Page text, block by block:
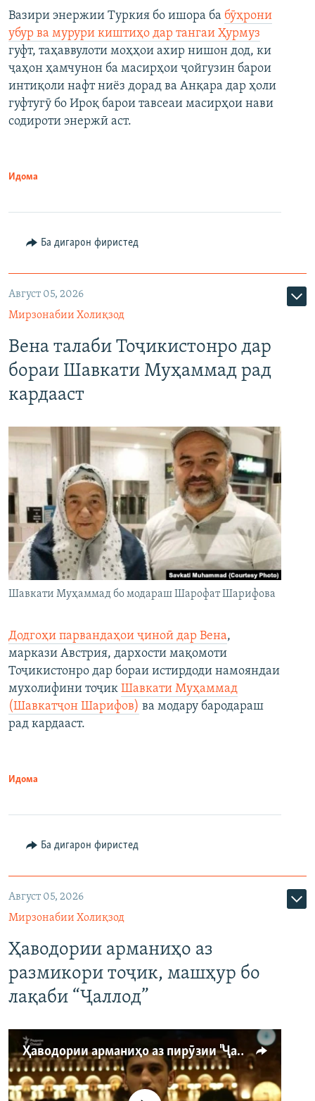
Вазири энержии Туркия бо ишора ба бӯҳрони
убур ва мурури киштиҳо дар тангаи Ҳурмуз
гуфт, таҳаввулоти моҳҳои ахир нишон дод, ки
ҷаҳон ҳамчунон ба масирҳои ҷойгузин барои
интиқоли нафт ниёз дорад ва Анқара дар ҳоли
гуфтугӯ бо Ироқ барои тавсеаи масирҳои нави
содироти энержӣ аст.
Идома
Ба дигарон фиристед
Август 05, 2026
Мирзонабии Холиқзод
Вена талаби Тоҷикистонро дар
бораи Шавкати Муҳаммад рад
кардааст
Шавкати Муҳаммад бо модараш Шарофат Шарифова
Додгоҳи парвандаҳои ҷиноӣ дар Вена,
маркази Австрия, дархости мақомоти
Тоҷикистонро дар бораи истирдоди намояндаи
мухолифини тоҷик Шавкати Муҳаммад
(Шавкатҷон Шарифов) ва модару бародараш
рад кардааст.
Идома
Ба дигарон фиристед
Август 05, 2026
Мирзонабии Холиқзод
Ҳаводории арманиҳо аз
размикори тоҷик, машҳур бо
лақаби “Ҷаллод”
Ҳаводории арманиҳо аз пирӯзии "Ҷаллод"-и тоҷик